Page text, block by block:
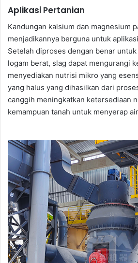
Aplikasi Pertanian
Kandungan kalsium dan magnesium
menjadikannya berguna untuk
Setelah diproses dengan benar
logam berat, slag dapat mengurangi
menyediakan nutrisi mikro yang
yang halus yang dihasilkan dari
canggih meningkatkan ketersediaan
kemampuan tanah untuk menyerap